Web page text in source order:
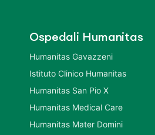
Ospedali Humanitas
Humanitas Gavazzeni
Istituto Clinico Humanitas
Humanitas San Pio X
Humanitas Medical Care
Humanitas Mater Domini